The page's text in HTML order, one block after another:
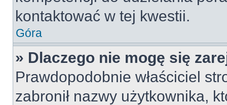
kontaktować w tej kwestii.
Góra
» Dlaczego nie mogę się
Prawdopodobnie właściciel
zabronił nazwy użytkownika,